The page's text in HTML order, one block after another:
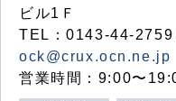
ビル1Ｆ
TEL：0143-44-
ock@crux.ocn.ne.jp
営業時間：9:00〜